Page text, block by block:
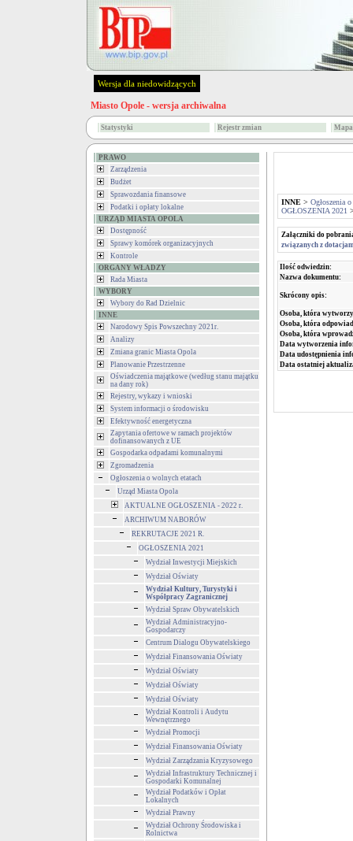
Wersja dla niedowidzących
Miasto Opole - wersja archiwalna
Statystyki Rejestr zmian
PRAWO
Zarządzenia
Budżet
Sprawozdania finansowe
Podatki i opłaty lokalne
URZĄD MIASTA OPOLA
Dostępność
Sprawy komórek organizacyjnych
Kontrole
ORGANY WŁADZY
Rada Miasta
WYBORY
Wybory do Rad Dzielnic
INNE
Narodowy Spis Powszechny 2021r.
Analizy
Zmiana granic Miasta Opola
Planowanie Przestrzenne
Oświadczenia majątkowe (według stanu majątku
na dany rok)
Rejestry, wykazy i wnioski
System informacji o środowisku
Efektywność energetyczna
Zapytania ofertowe w ramach projektów
dofinansowanych z UE
Gospodarka odpadami komunalnymi
Zgromadzenia
Ogłoszenia o wolnych etatach
Urząd Miasta Opola
AKTUALNE OGŁOSZENIA - 2022 r.
ARCHIWUM NABORÓW
REKRUTACJE 2021 R.
OGŁOSZENIA 2021
Wydział Inwestycji Miejskich
Wydział Oświaty
Wydział Kultury, Turystyki i
Współpracy Zagranicznej
Wydział Spraw Obywatelskich
Wydział Administracyjno-
Gospodarczy
Centrum Dialogu Obywatelskiego
Wydział Finansowania Oświaty
Wydział Oświaty
Wydział Oświaty
Wydział Oświaty
Wydział Kontroli i Audytu
Wewnętrznego
Wydział Promocji
Wydział Finansowania Oświaty
Wydział Zarządzania Kryzysowego
Wydział Infrastruktury Technicznej i
Gospodarki Komunalnej
Wydział Podatków i Opłat
Lokalnych
Wydział Prawny
Wydział Ochrony Środowiska i
Rolnictwa
INNE > Ogłoszenia
OGŁOSZENIA 2021
Załączniki do
związanych z
Ilość odwiedzin:
Nazwa dokumentu:
Skrócony opis:
Osoba, która
Osoba, która
Osoba, która
Data wytworzenia
Data udostępnienia
Data ostatniej